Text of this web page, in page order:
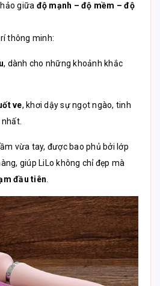
giữa độ mạnh – độ mềm – độ
thông minh:
, dành cho những khoảnh khắc
ve, khơi dậy sự ngọt ngào, tinh
vừa tay, được bao phủ bởi lớp
giúp LiLo không chỉ đẹp mà
đầu tiên.